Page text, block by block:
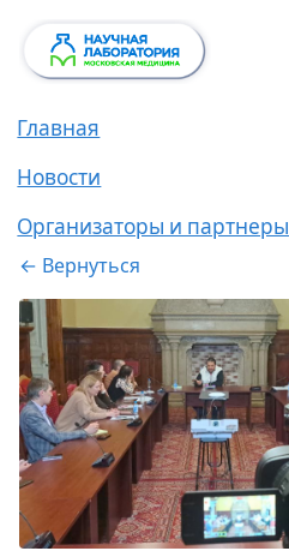
Главная
Новости
Организаторы и партнеры
← Вернуться